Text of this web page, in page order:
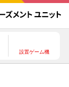
設置ゲーム機